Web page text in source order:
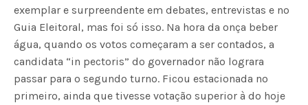
exemplar e surpreendente em debates, entrevistas e no
Guia Eleitoral, mas foi só isso. Na hora da onça beber
água, quando os votos começaram a ser contados, a
candidata “in pectoris” do governador não lograra
passar para o segundo turno. Ficou estacionada no
primeiro, ainda que tivesse votação superior à do hoje